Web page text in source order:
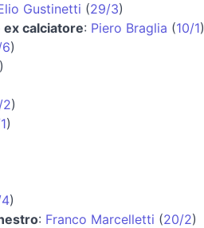
Gustinetti (29/3)
ex calciatore: Piero Braglia (10/1)
)
)
2)
)
)
: Franco Marcelletti (20/2)